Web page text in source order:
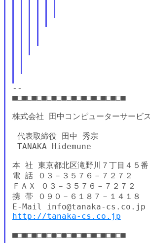
--
■□■□■□■□■□■□■□■□■□■□■□■
株式会社 田中コンピューターサービス
代表取締役 田中 秀宗
TANAKA Hidemune
本 社 東京都北区滝野川７丁目４５番
電 話 ０３－３５７６－７２７２
ＦＡＸ ０３－３５７６－７２７２
携 帯 ０９０－６１８７－１４１８
http://tanaka-cs.co.jp
■□■□■□■□■□■□■□■□■□■□■□■